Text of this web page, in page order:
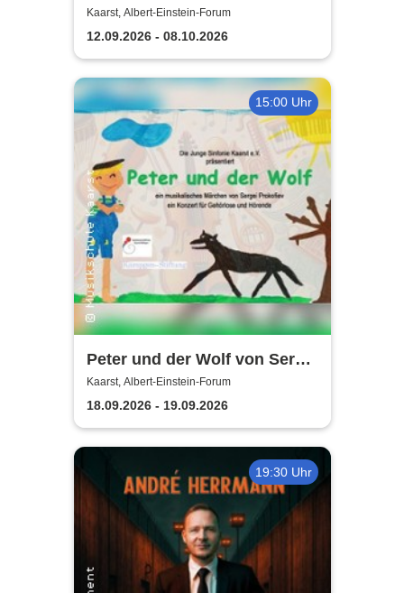
Kaarst, Albert-Einstein-Forum
12.09.2026 - 08.10.2026
15:00 Uhr
Peter und der Wolf von Sergei
Prokofiev | Konzert für
Gehörlose und Hörende
Kaarst, Albert-Einstein-Forum
18.09.2026 - 19.09.2026
19:30 Uhr